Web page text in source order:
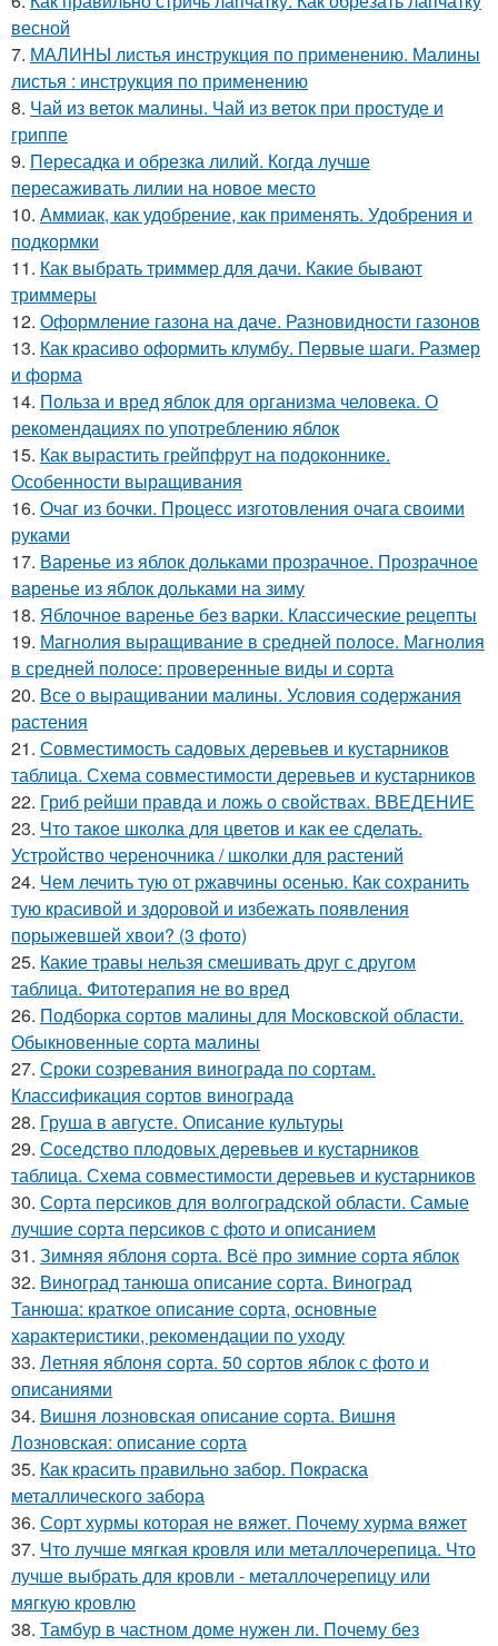
весной
7. МАЛИНЫ листья инструкция по применению. Малины
листья : инструкция по применению
8. Чай из веток малины. Чай из веток при простуде и
гриппе
9. Пересадка и обрезка лилий. Когда лучше
пересаживать лилии на новое место
10. Аммиак, как удобрение, как применять. Удобрения и
подкормки
11. Как выбрать триммер для дачи. Какие бывают
триммеры
12. Оформление газона на даче. Разновидности газонов
13. Как красиво оформить клумбу. Первые шаги. Размер
и форма
14. Польза и вред яблок для организма человека. О
рекомендациях по употреблению яблок
15. Как вырастить грейпфрут на подоконнике.
Особенности выращивания
16. Очаг из бочки. Процесс изготовления очага своими
руками
17. Варенье из яблок дольками прозрачное. Прозрачное
варенье из яблок дольками на зиму
18. Яблочное варенье без варки. Классические рецепты
19. Магнолия выращивание в средней полосе. Магнолия
в средней полосе: проверенные виды и сорта
20. Все о выращивании малины. Условия содержания
растения
21. Совместимость садовых деревьев и кустарников
таблица. Схема совместимости деревьев и кустарников
22. Гриб рейши правда и ложь о свойствах. ВВЕДЕНИЕ
23. Что такое школка для цветов и как ее сделать.
Устройство череночника / школки для растений
24. Чем лечить тую от ржавчины осенью. Как сохранить
тую красивой и здоровой и избежать появления
порыжевшей хвои? (3 фото)
25. Какие травы нельзя смешивать друг с другом
таблица. Фитотерапия не во вред
26. Подборка сортов малины для Московской области.
Обыкновенные сорта малины
27. Сроки созревания винограда по сортам.
Классификация сортов винограда
28. Груша в августе. Описание культуры
29. Соседство плодовых деревьев и кустарников
таблица. Схема совместимости деревьев и кустарников
30. Сорта персиков для волгоградской области. Самые
лучшие сорта персиков с фото и описанием
31. Зимняя яблоня сорта. Всё про зимние сорта яблок
32. Виноград танюша описание сорта. Виноград
Танюша: краткое описание сорта, основные
характеристики, рекомендации по уходу
33. Летняя яблоня сорта. 50 сортов яблок с фото и
описаниями
34. Вишня лозновская описание сорта. Вишня
Лозновская: описание сорта
35. Как красить правильно забор. Покраска
металлического забора
36. Сорт хурмы которая не вяжет. Почему хурма вяжет
37. Что лучше мягкая кровля или металлочерепица. Что
лучше выбрать для кровли - металлочерепицу или
мягкую кровлю
38. Тамбур в частном доме нужен ли. Почему без